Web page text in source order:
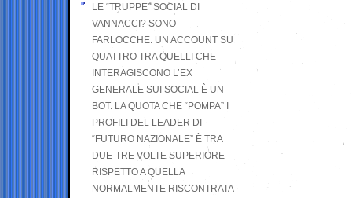
LE “TRUPPE” SOCIAL DI
VANNACCI? SONO
FARLOCCHE: UN ACCOUNT SU
QUATTRO TRA QUELLI CHE
INTERAGISCONO L’EX
GENERALE SUI SOCIAL È UN
BOT. LA QUOTA CHE “POMPA” I
PROFILI DEL LEADER DI
“FUTURO NAZIONALE” È TRA
DUE-TRE VOLTE SUPERIORE
RISPETTO A QUELLA
NORMALMENTE RISCONTRATA